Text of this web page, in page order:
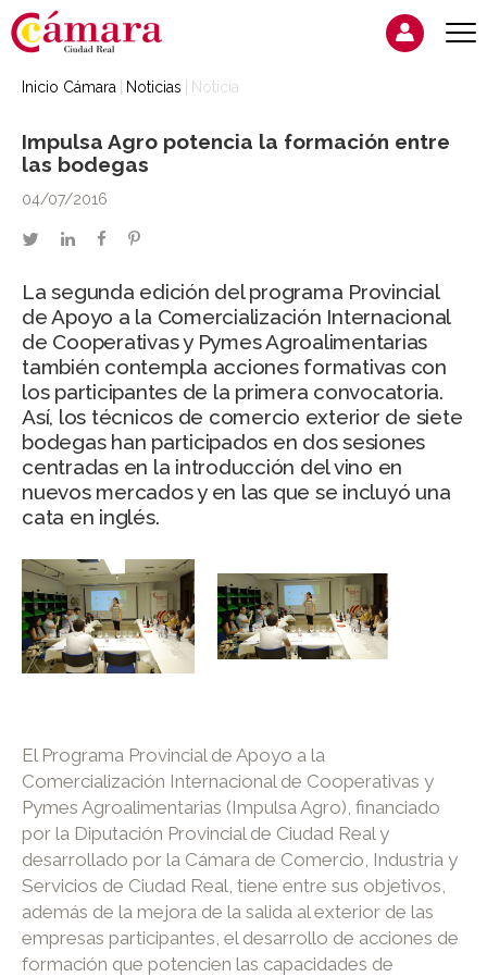
Inicio Cámara Noticias Noticia
Impulsa Agro potencia la formación entre
las bodegas
04/07/2016
twitterlinkedinfacebookpinterest
La segunda edición del programa Provincial
de Apoyo a la Comercialización Internacional
de Cooperativas y Pymes Agroalimentarias
también contempla acciones formativas con
los participantes de la primera convocatoria.
Así, los técnicos de comercio exterior de siete
bodegas han participados en dos sesiones
centradas en la introducción del vino en
nuevos mercados y en las que se incluyó una
cata en inglés.
El Programa Provincial de Apoyo a la
Comercialización Internacional de Cooperativas y
Pymes Agroalimentarias (Impulsa Agro), financiado
por la Diputación Provincial de Ciudad Real y
desarrollado por la Cámara de Comercio, Industria y
Servicios de Ciudad Real, tiene entre sus objetivos,
además de la mejora de la salida al exterior de las
empresas participantes, el desarrollo de acciones de
formación que potencien las capacidades de